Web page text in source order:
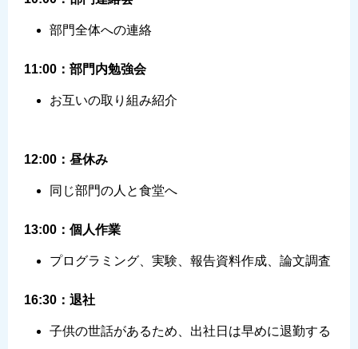
部門全体への連絡
11:00：部門内勉強会
お互いの取り組み紹介
12:00：昼休み
同じ部門の人と食堂へ
13:00：個人作業
プログラミング、実験、報告資料作成、論文調査
16:30：退社
子供の世話があるため、出社日は早めに退勤する